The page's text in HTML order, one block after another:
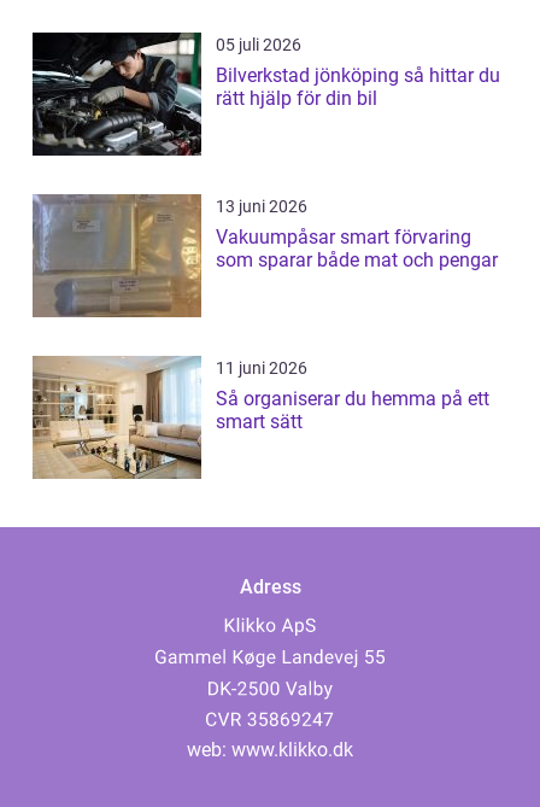
05 juli 2026
Bilverkstad jönköping så hittar du
rätt hjälp för din bil
13 juni 2026
Vakuumpåsar smart förvaring
som sparar både mat och pengar
11 juni 2026
Så organiserar du hemma på ett
smart sätt
Adress
web: www.klikko.dk